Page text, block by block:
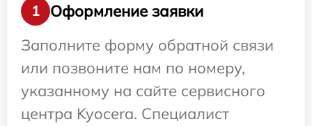
1
Оформление заявки
Заполните форму обратной связи
или позвоните нам по номеру,
указанному на сайте сервисного
центра Kyocera. Специалист